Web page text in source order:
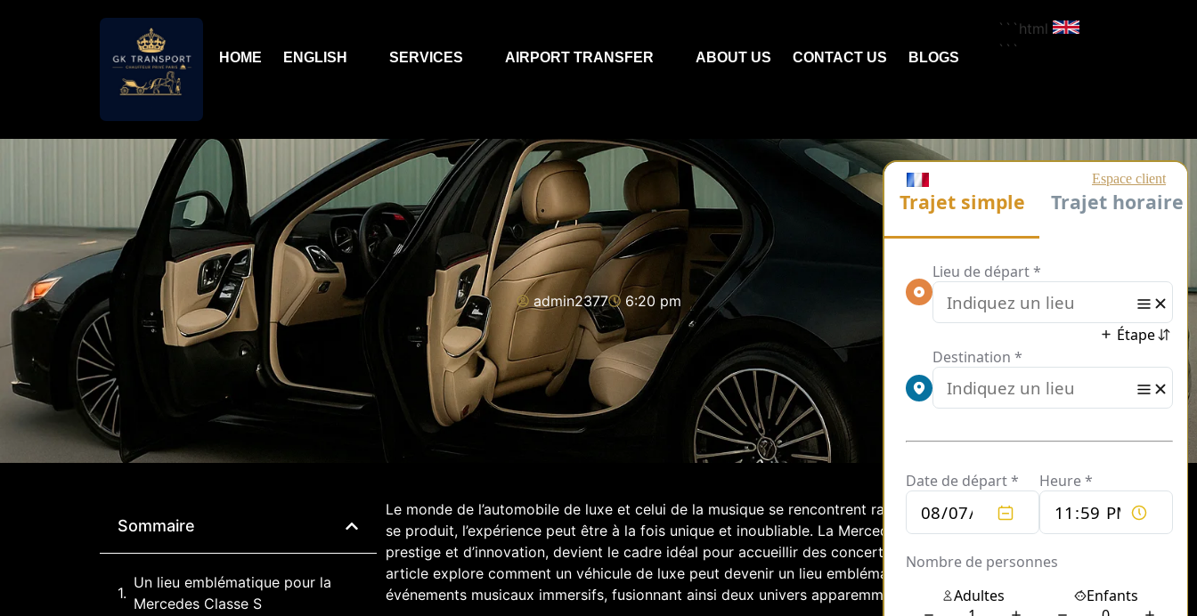
HOME ENGLISH SERVICES AIRPORT TRANSFER ABOUT US CONTACT US BLOGS
```html
```
admin2377 6:20 pm
Sommaire
Un lieu emblématique pour la
Mercedes Classe S
Le monde de l’automobile de luxe et celui de la musique se rencontrent rarement, mais lorsque cela
se produit, l’expérience peut être à la fois unique et inoubliable. La Mercedes Classe S, symbole de
prestige et d’innovation, devient le cadre idéal pour accueillir des concerts de rock alternatif. Cet
article explore comment un véhicule de luxe peut devenir un lieu emblématique pour des
événements musicaux immersifs, fusionnant ainsi deux univers apparemment distincts.